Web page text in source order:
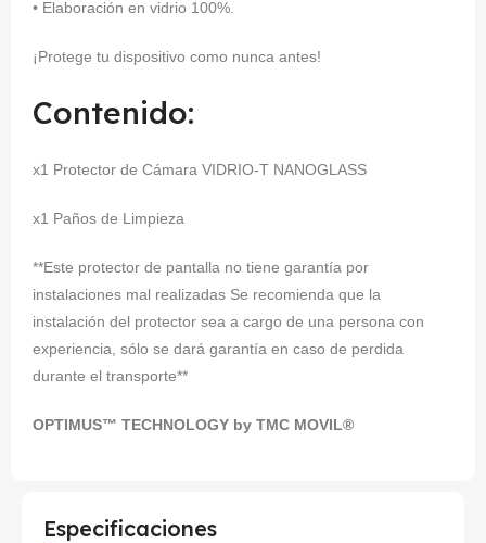
• Elaboración en vidrio 100%.
¡Protege tu dispositivo como nunca antes!
Contenido:
x1 Protector de Cámara VIDRIO-T NANOGLASS
x1 Paños de Limpieza
**Este protector de pantalla no tiene garantía por
instalaciones mal realizadas Se recomienda que la
instalación del protector sea a cargo de una persona con
experiencia, sólo se dará garantía en caso de perdida
durante el transporte**
OPTIMUS™ TECHNOLOGY by TMC MOVIL®
Especificaciones